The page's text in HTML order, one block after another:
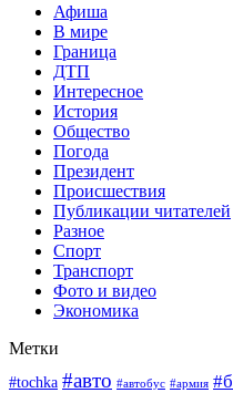
Афиша
В мире
Граница
ДТП
Интересное
История
Общество
Погода
Президент
Происшествия
Публикации читателей
Разное
Спорт
Транспорт
Фото и видео
Экономика
Метки
#tochka #авто #автобус #армия